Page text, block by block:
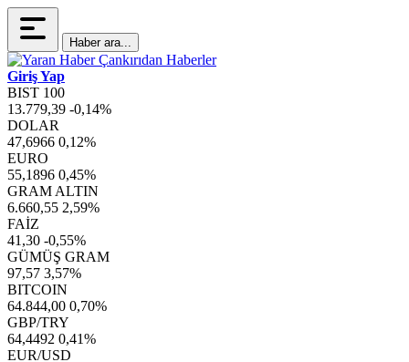
Haber ara...
Giriş Yap
BIST 100
13.779,39 -0,14%
DOLAR
47,6966 0,12%
EURO
55,1896 0,45%
GRAM ALTIN
6.660,55 2,59%
FAİZ
41,30 -0,55%
GÜMÜŞ GRAM
97,57 3,57%
BITCOIN
64.844,00 0,70%
GBP/TRY
64,4492 0,41%
EUR/USD